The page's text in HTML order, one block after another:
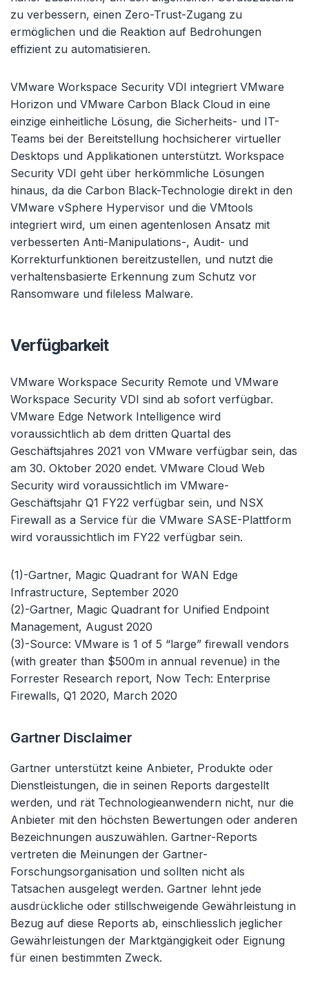
zu verbessern, einen Zero-Trust-Zugang zu
ermöglichen und die Reaktion auf Bedrohungen
effizient zu automatisieren.
VMware Workspace Security VDI integriert VMware
Horizon und VMware Carbon Black Cloud in eine
einzige einheitliche Lösung, die Sicherheits- und IT-
Teams bei der Bereitstellung hochsicherer virtueller
Desktops und Applikationen unterstützt. Workspace
Security VDI geht über herkömmliche Lösungen
hinaus, da die Carbon Black-Technologie direkt in den
VMware vSphere Hypervisor und die VMtools
integriert wird, um einen agentenlosen Ansatz mit
verbesserten Anti-Manipulations-, Audit- und
Korrekturfunktionen bereitzustellen, und nutzt die
verhaltensbasierte Erkennung zum Schutz vor
Ransomware und fileless Malware.
Verfügbarkeit
VMware Workspace Security Remote und VMware
Workspace Security VDI sind ab sofort verfügbar.
VMware Edge Network Intelligence wird
voraussichtlich ab dem dritten Quartal des
Geschäftsjahres 2021 von VMware verfügbar sein, das
am 30. Oktober 2020 endet. VMware Cloud Web
Security wird voraussichtlich im VMware-
Geschäftsjahr Q1 FY22 verfügbar sein, und NSX
Firewall as a Service für die VMware SASE-Plattform
wird voraussichtlich im FY22 verfügbar sein.
(1)-Gartner, Magic Quadrant for WAN Edge
Infrastructure, September 2020
(2)-Gartner, Magic Quadrant for Unified Endpoint
Management, August 2020
(3)-Source: VMware is 1 of 5 “large” firewall vendors
(with greater than $500m in annual revenue) in the
Forrester Research report, Now Tech: Enterprise
Firewalls, Q1 2020, March 2020
Gartner Disclaimer
Gartner unterstützt keine Anbieter, Produkte oder
Dienstleistungen, die in seinen Reports dargestellt
werden, und rät Technologieanwendern nicht, nur die
Anbieter mit den höchsten Bewertungen oder anderen
Bezeichnungen auszuwählen. Gartner-Reports
vertreten die Meinungen der Gartner-
Forschungsorganisation und sollten nicht als
Tatsachen ausgelegt werden. Gartner lehnt jede
ausdrückliche oder stillschweigende Gewährleistung in
Bezug auf diese Reports ab, einschliesslich jeglicher
Gewährleistungen der Marktgängigkeit oder Eignung
für einen bestimmten Zweck.